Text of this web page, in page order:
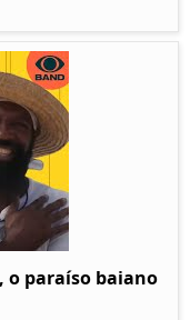
o paraíso baiano